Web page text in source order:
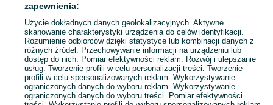
Mapa ministron
Popularne wyszukiwania
zapewnienia:
Użycie dokładnych danych geolokalizacyjnych. Aktywne
skanowanie charakterystyki urządzenia do celów identyfikacji.
Rozumienie odbiorców dzięki statystyce lub kombinacji danych z
różnych źródeł. Przechowywanie informacji na urządzeniu lub
dostęp do nich. Pomiar efektywności reklam. Rozwój i ulepszanie
usług. Tworzenie profili w celu personalizacji treści. Tworzenie
profili w celu spersonalizowanych reklam. Wykorzystywanie
ograniczonych danych do wyboru reklam. Wykorzystywanie
ograniczonych danych do wyboru treści. Pomiar efektywności